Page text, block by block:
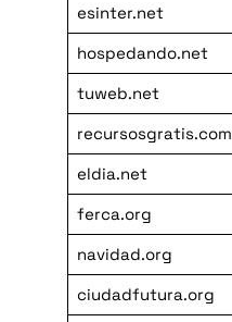
esinter.net
hospedando.net
tuweb.net
recursosgratis.com
eldia.net
ferca.org
navidad.org
ciudadfutura.org